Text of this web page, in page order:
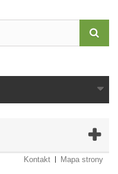
Kontakt Mapa strony